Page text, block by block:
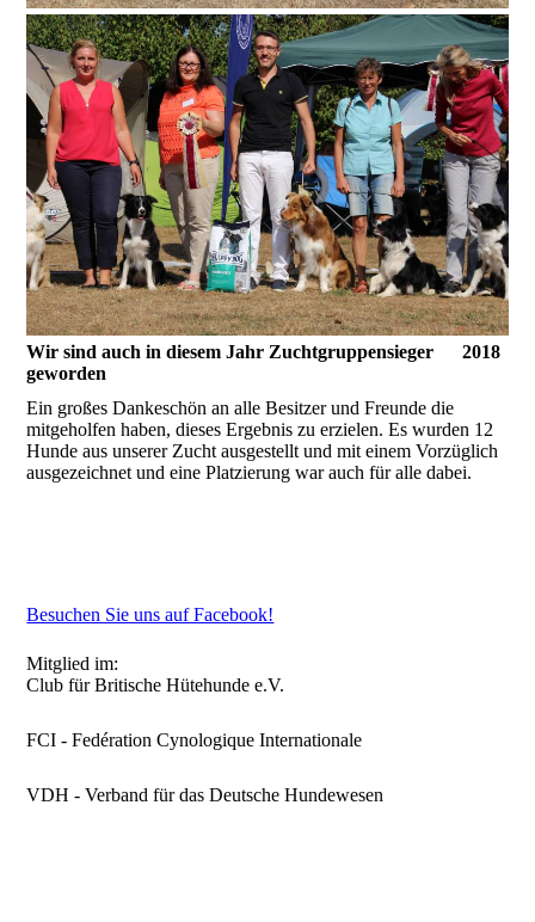
Wir sind auch in diesem Jahr Zuchtgruppensieger 2018
geworden
Ein großes Dankeschön an alle Besitzer und Freunde die
mitgeholfen haben, dieses Ergebnis zu erzielen. Es wurden 12
Hunde aus unserer Zucht ausgestellt und mit einem Vorzüglich
ausgezeichnet und eine Platzierung war auch für alle dabei.
Besuchen Sie uns auf Facebook!
Mitglied im:
Club für Britische Hütehunde e.V.
FCI - Fedération Cynologique Internationale
VDH - Verband für das Deutsche Hundewesen